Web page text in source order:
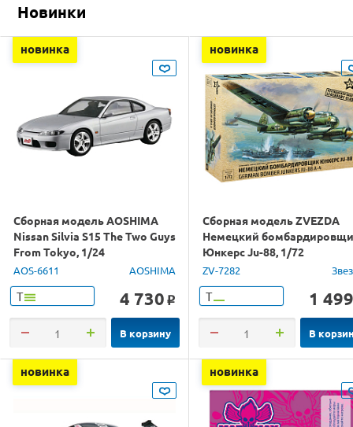
Новинки
новинка
Сборная модель AOSHIMA
Nissan Silvia S15 The Two Guys
From Tokyo, 1/24
AOS-6611 AOSHIMA
Т 4 730 o
В корзину
новинка
Сборная модель ZVEZDA
Немецкий
Юнкерс Ju-88, 1/72
ZV-7282
Т 1 499
В
новинка новинка